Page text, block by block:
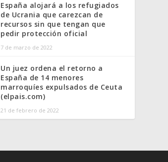
España alojará a los refugiados
de Ucrania que carezcan de
recursos sin que tengan que
pedir protección oficial
7 de marzo de 2022
Un juez ordena el retorno a
España de 14 menores
marroquíes expulsados de Ceuta
(elpais.com)
21 de febrero de 2022